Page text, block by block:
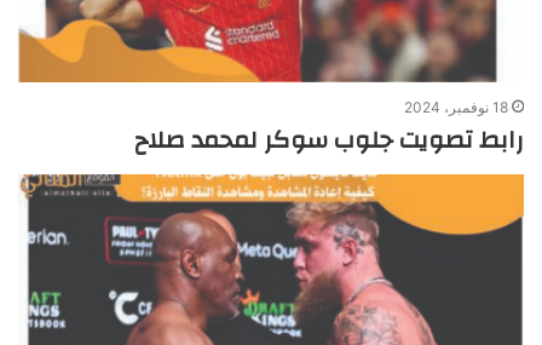
18 نوفمبر، 2024
رابط تصويت جلوب سوكر لمحمد صلاح